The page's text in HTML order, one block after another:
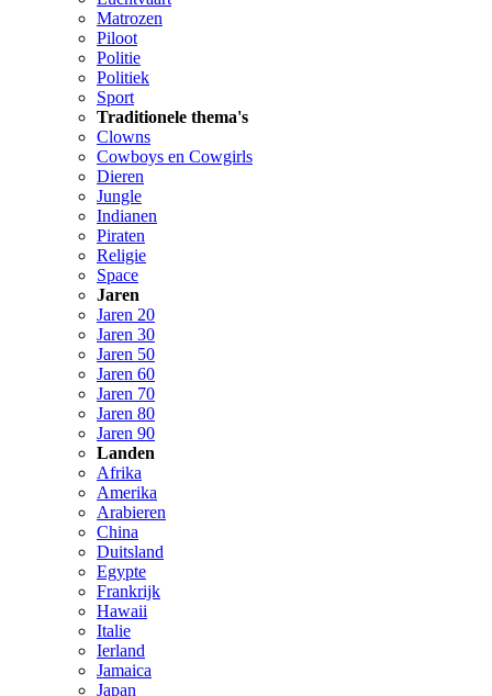
Matrozen
Piloot
Politie
Politiek
Sport
Traditionele thema's
Clowns
Cowboys en Cowgirls
Dieren
Jungle
Indianen
Piraten
Religie
Space
Jaren
Jaren 20
Jaren 30
Jaren 50
Jaren 60
Jaren 70
Jaren 80
Jaren 90
Landen
Afrika
Amerika
Arabieren
China
Duitsland
Egypte
Frankrijk
Hawaii
Italie
Ierland
Jamaica
Japan